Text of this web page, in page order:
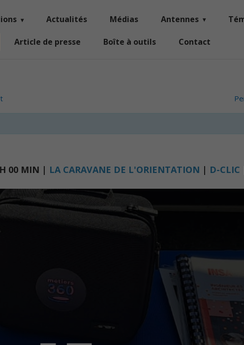
Actualités Médias Antennes
Article de presse Boîte à outils Contact
00 MIN | LA CARAVANE DE L'ORIENTATION | D-CLIC